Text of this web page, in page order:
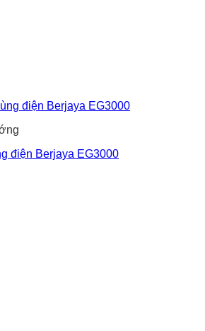
điện Berjaya EG3000